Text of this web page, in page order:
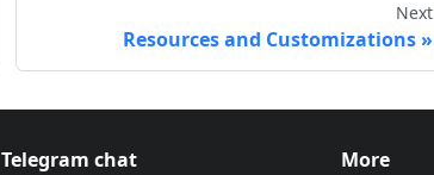
Next
Resources and Customizations
Telegram chat
More